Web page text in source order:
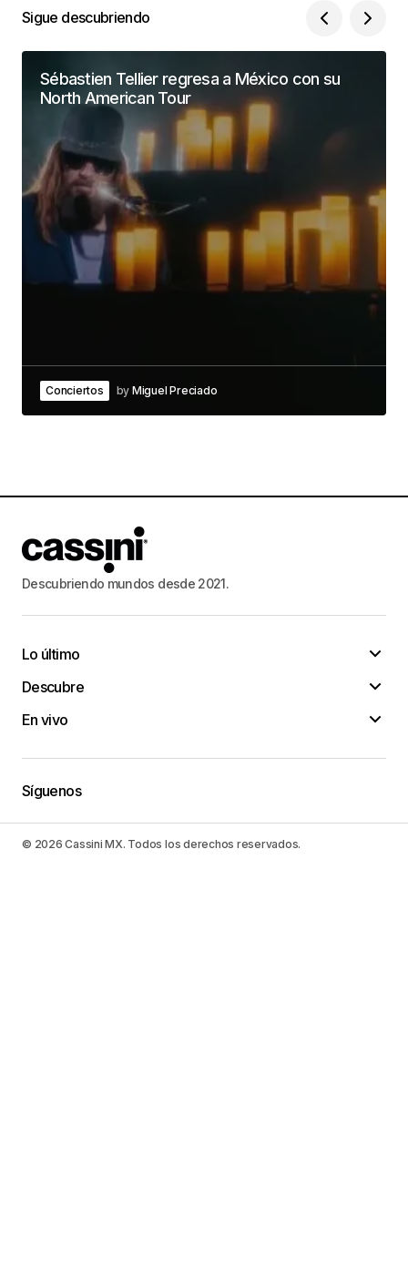
Sigue descubriendo
Sébastien Tellier regresa a México con su
North American Tour
Conciertos by Miguel Preciado
Descubriendo mundos desde 2021.
Lo último
Descubre
En vivo
Síguenos
© 2026 Cassini MX. Todos los derechos reservados.